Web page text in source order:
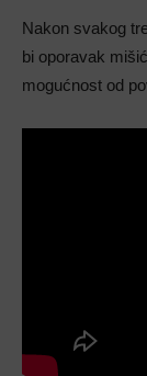
Nakon svakog
bi oporavak
mogućnost od